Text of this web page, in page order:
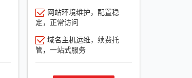
网站环境维护，配置稳
定，正常访问
域名主机运维，续费托
管，一站式服务